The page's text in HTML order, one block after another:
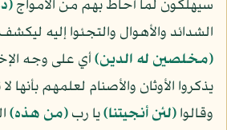
سيهلكون لما أحاط بهم من الأمواج
الشدائد والأهوال والتجئوا إليه
﴿مخلصين له الدين﴾أي على وجه
يذكروا الأوثان والأصنام لعلمهم بأنها
وقالوا﴿لئن أنجيتنا﴾يا رب﴿من هذه﴾